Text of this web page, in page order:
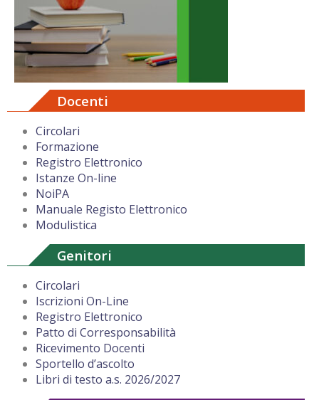
Docenti
Circolari
Formazione
Registro Elettronico
Istanze On-line
NoiPA
Manuale Registo Elettronico
Modulistica
Genitori
Circolari
Iscrizioni On-Line
Registro Elettronico
Patto di Corresponsabilità
Ricevimento Docenti
Sportello d’ascolto
Libri di testo a.s. 2026/2027